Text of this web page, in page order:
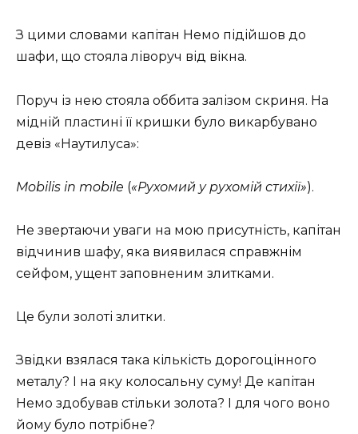
З цими словами капітан Немо підійшов до
шафи, що стояла ліворуч від вікна.
Поруч із нею стояла оббита залізом скриня. На
мідній пластині її кришки було викарбувано
девіз «Наутилуса»:
Mobilis in mobile («Рухомий у рухомій стихії»).
Не звертаючи уваги на мою присутність, капітан
відчинив шафу, яка виявилася справжнім
сейфом, ущент заповненим злитками.
Це були золоті злитки.
Звідки взялася така кількість дорогоцінного
металу? І на яку колосальну суму! Де капітан
Немо здобував стільки золота? І для чого воно
йому було потрібне?